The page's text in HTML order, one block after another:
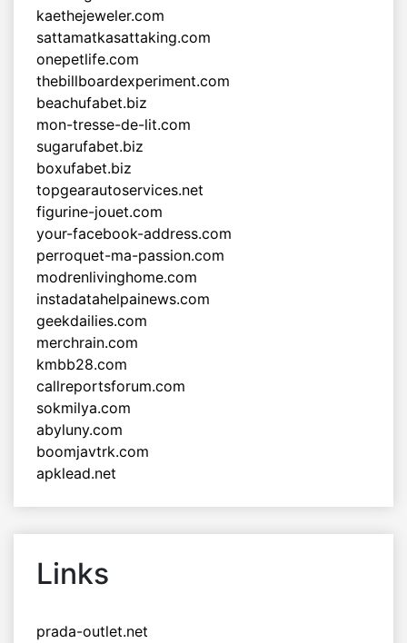
kaethejeweler.com
sattamatkasattaking.com
onepetlife.com
thebillboardexperiment.com
beachufabet.biz
mon-tresse-de-lit.com
sugarufabet.biz
boxufabet.biz
topgearautoservices.net
figurine-jouet.com
your-facebook-address.com
perroquet-ma-passion.com
modrenlivinghome.com
instadatahelpainews.com
geekdailies.com
merchrain.com
kmbb28.com
callreportsforum.com
sokmilya.com
abyluny.com
boomjavtrk.com
apklead.net
Links
prada-outlet.net